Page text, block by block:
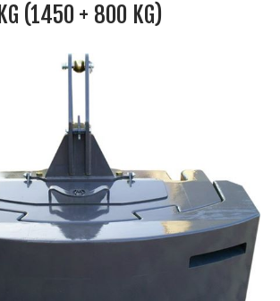
KG (1450 + 800 KG)